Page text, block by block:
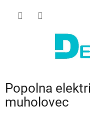
Popolna
muholovec